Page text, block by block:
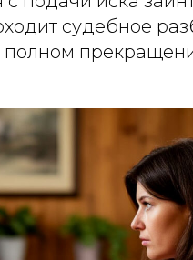
судебное